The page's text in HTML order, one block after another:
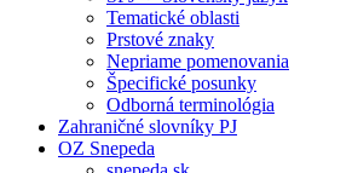
Tematické oblasti
Prstové znaky
Nepriame pomenovania
Špecifické posunky
Odborná terminológia
Zahraničné slovníky PJ
OZ Snepeda